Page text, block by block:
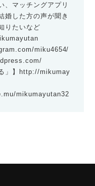
、マッチングアプリ
婚した方の声が聞き
りたいなど
miku4654/
」】
http://mikumay
mikumayutan32